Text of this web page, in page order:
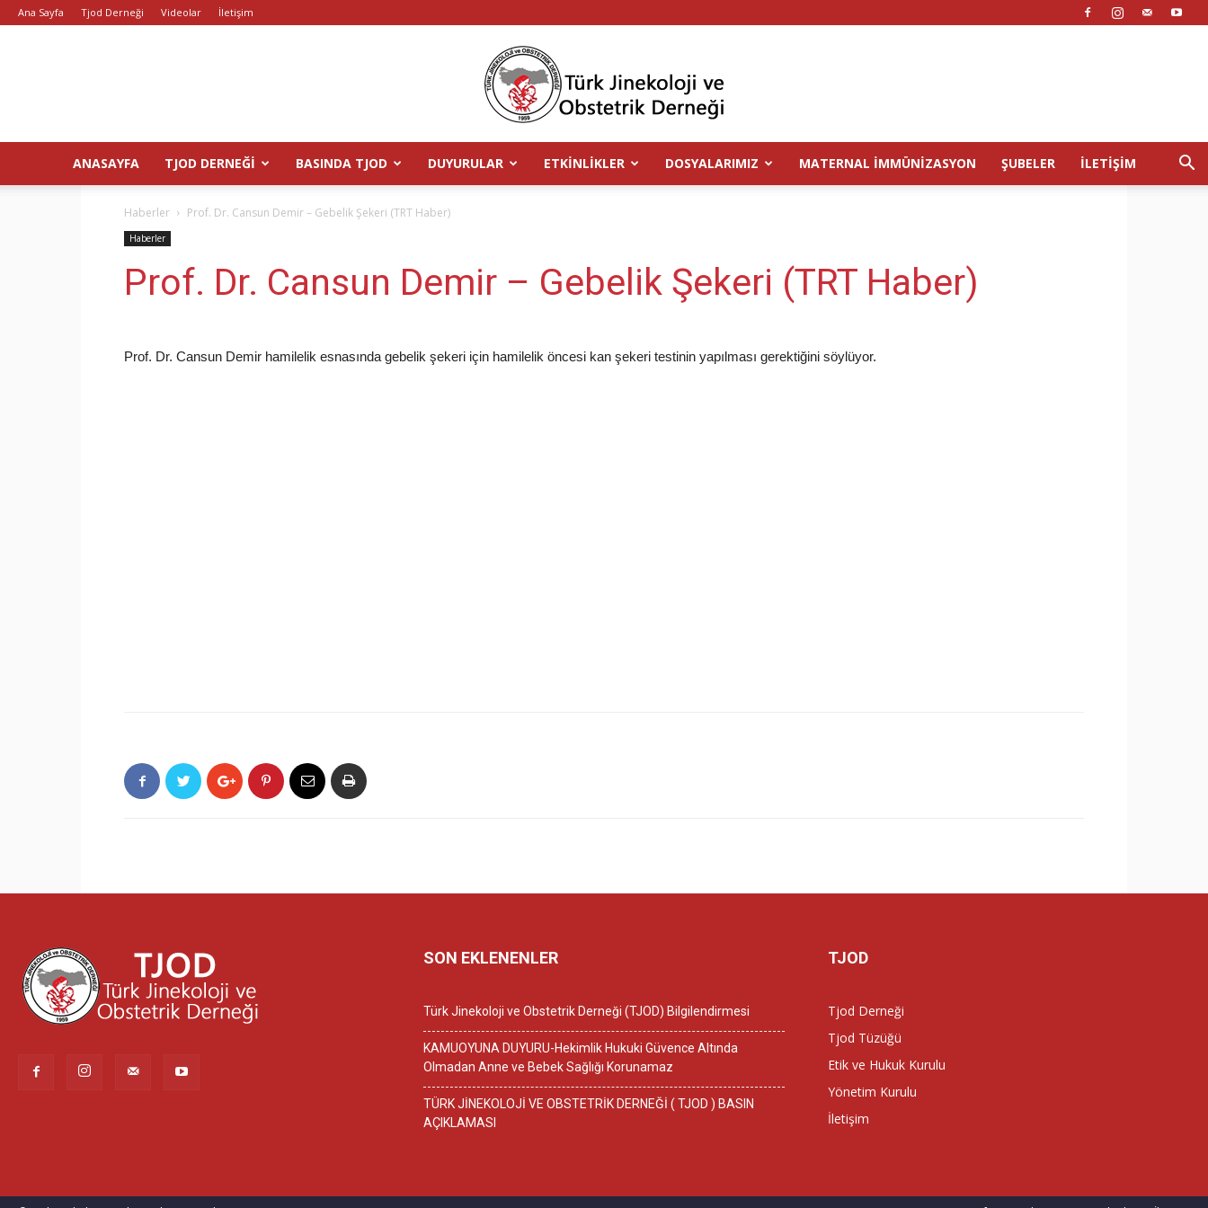
Ana Sayfa Tjod Derneği Videolar İletişim
TJOD
ANASAYFA TJOD DERNEĞI BASINDA TJOD DUYURULAR ETKINLIKLER DOSYALARIMIZ MATERNAL İMMÜNIZASYON ŞUBELER İLETIŞIM
Haberler Prof. Dr. Cansun Demir – Gebelik Şekeri (TRT Haber)
Haberler
Prof. Dr. Cansun Demir – Gebelik Şekeri (TRT Haber)
Prof. Dr. Cansun Demir hamilelik esnasında gebelik şekeri için hamilelik öncesi kan şekeri testinin yapılması gerektiğini söylüyor.
SON EKLENENLER
Türk Jinekoloji ve Obstetrik Derneği (TJOD) Bilgilendirmesi
KAMUOYUNA DUYURU-Hekimlik Hukuki Güvence Altında
Olmadan Anne ve Bebek Sağlığı Korunamaz
TÜRK JİNEKOLOJİ VE OBSTETRİK DERNEĞİ ( TJOD ) BASIN
AÇIKLAMASI
TJOD
Tjod Derneği
Tjod Tüzüğü
Etik ve Hukuk Kurulu
Yönetim Kurulu
İletişim